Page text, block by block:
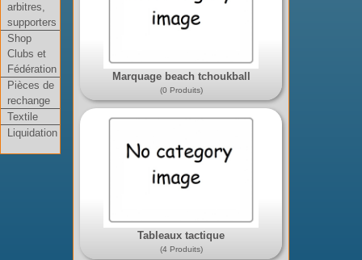
arbitres,
supporters
Shop
Clubs et
Fédération
Pièces de
rechange
Textile
Liquidation
Marquage beach tchoukball
(0 Produits)
Tableaux tactique
(4 Produits)